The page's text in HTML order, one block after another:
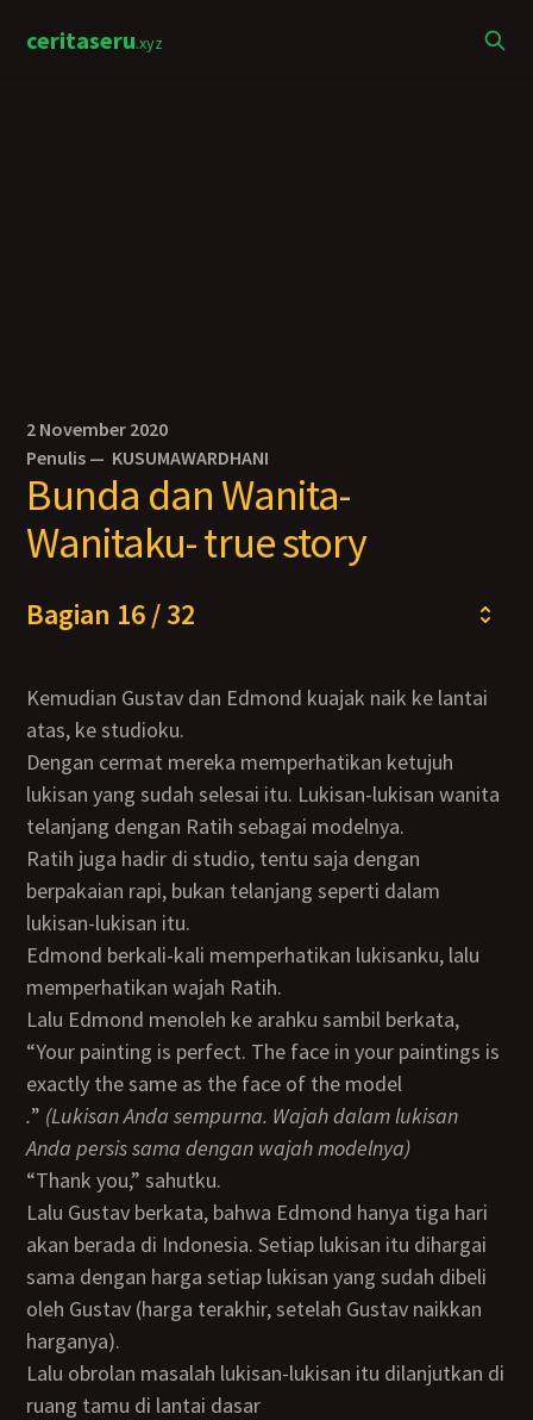
ceritaseru.xyz
2 November 2020
Penulis — KUSUMAWARDHANI
Bunda dan Wanita-
Wanitaku- true story
Bagian 16 / 32
Kemudian Gustav dan Edmond kuajak naik ke lantai
atas, ke studioku.
Dengan cermat mereka memperhatikan ketujuh
lukisan yang sudah selesai itu. Lukisan-lukisan wanita
telanjang dengan Ratih sebagai modelnya.
Ratih juga hadir di studio, tentu saja dengan
berpakaian rapi, bukan telanjang seperti dalam
lukisan-lukisan itu.
Edmond berkali-kali memperhatikan lukisanku, lalu
memperhatikan wajah Ratih.
Lalu Edmond menoleh ke arahku sambil berkata,
“Your painting is perfect. The face in your paintings is
exactly the same as the face of the model
.” (Lukisan Anda sempurna. Wajah dalam lukisan
Anda persis sama dengan wajah modelnya)
“Thank you,” sahutku.
Lalu Gustav berkata, bahwa Edmond hanya tiga hari
akan berada di Indonesia. Setiap lukisan itu dihargai
sama dengan harga setiap lukisan yang sudah dibeli
oleh Gustav (harga terakhir, setelah Gustav naikkan
harganya).
Lalu obrolan masalah lukisan-lukisan itu dilanjutkan di
ruang tamu di lantai dasar